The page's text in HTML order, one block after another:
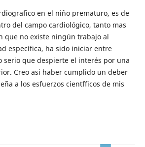
en el niño prematuro, es de
del campo cardiológico, tanto mas
que no existe ningún trabajo al
específica, ha sido iniciar entre
serio que despierte el interés por una
Creo asi haber cumplido un deber
a los esfuerzos cientfficos de mis